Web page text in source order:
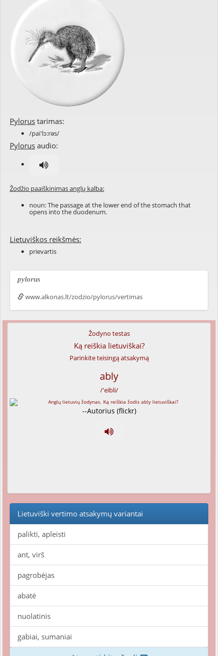
Pylorus tarimas:
/pai'lɔ:rəs/
Pylorus audio:
Žodžio paaiškinimas anglų kalba:
noun: The passage at the lower end of the stomach that
opens into the duodenum.
Lietuviškos reikšmės:
prievartis
pylorus
www.alkonas.lt/zodzio/pylorus/vertimas
Žodyno testas
Ką reiškia lietuviškai?
Parinkite teisingą atsakymą
ably
/'eibli/
--Autorius (flickr)
Lietuviški vertimo atsakymų variantai
palikti, apleisti
ant, virš
pagrobėjas
abatė
nuolatinis
gabiai, sumaniai